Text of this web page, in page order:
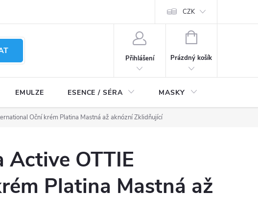
CZK
Přihlášení
NÁKUPNÍ
Prázdný košík
EMULZE ESENCE / SÉRA MASKY
Oční krém Platina Mastná až aknózní Zklidňující
OTTIE
Platina Mastná až